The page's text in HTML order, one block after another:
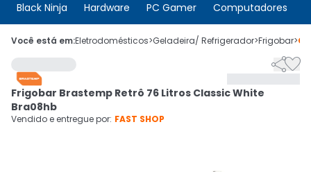
Black Ninja Hardware PC Gamer Computadores
 Olá. Acesse sua conta
 Departamentos
Cupons
CADASTRE-SE
Você está em:Eletrodomésticos>Geladeira/ Refrigerador>Frigobar>

Frigobar Brastemp Retrô 76 Litros Classic White
Bra08hb
Vendido e entregue por: FAST SHOP